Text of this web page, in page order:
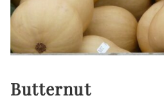
Butternut